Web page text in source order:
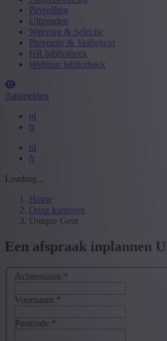
Payrolling
Uitzenden
Werving & Selectie
Preventie & Veiligheid
HR bibliotheek
Webinar bibliotheek
Aanmelden
nl
fr
nl
fr
Loading...
Home
Onze kantoren
Unique Gent
Een afspraak inplannen
Achternaam *
Voornaam *
Postcode *